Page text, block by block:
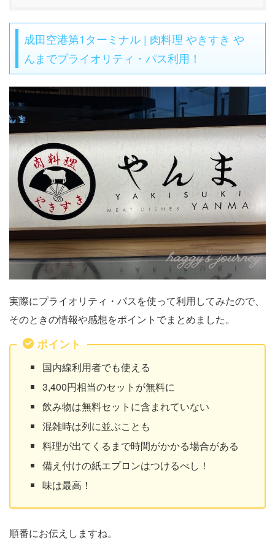
成田空港第1ターミナル | 肉料理 やきすき や
んまでプライオリティ・パス利用！
実際にプライオリティ・パスを使って利用してみたので、
そのときの情報や感想をポイントでまとめました。
ポイント
国内線利用者でも使える
3,400円相当のセットが無料に
飲み物は無料セットに含まれていない
混雑時は列に並ぶことも
料理が出てくるまで時間がかかる場合がある
備え付けの紙エプロンはつけるべし！
味は最高！
順番にお伝えしますね。